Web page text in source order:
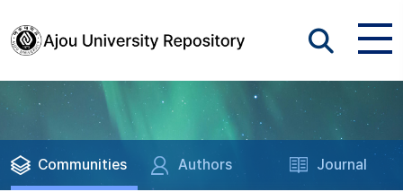
Communities Authors Journal